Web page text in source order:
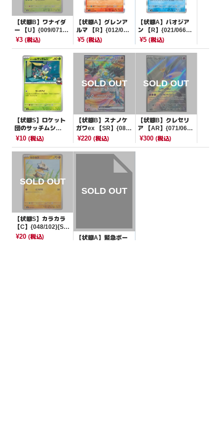
【状態B】ワナイダ
ー 【U】{009/071}
[SV2D]
¥3 (税込)
【状態A】グレンア
ルマ 【R】{012/07
8}[SV1S]
¥5(税込)
【状態A】パオジア
ン 【R】{021/066}
[SV4M]
¥5 (税込)
【状態S】ロケット
団のサッチムシ
【C】{007/098}[SV
¥10 (税込)
【状態B】スナノケ
ガワex 【SR】{083/
066}[SV4K]
¥220(税込)
【状態B】クレセリ
ア 【AR】{071/064}
[SV6a]
¥300 (税込)
【状態S】カラカラ
【C】{048/102}[SV
7]
¥20 (税込)
【状態A】緊急ボー